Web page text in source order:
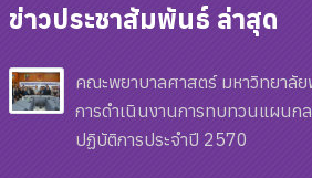
ข่าวประชาสัมพันธ์ ล่าสุด
คณะพยาบาลศาสตร์ มหาวิทยาลัย
การดำเนินงานการทบทวนแผนก
ปฏิบัติการประจำปี 2570